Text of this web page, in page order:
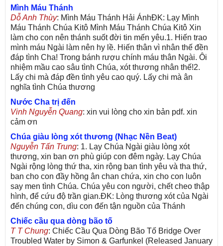
Mình Máu Thánh
Dỗ Anh Thùy: Mình Máu Thánh Hải ÁnhĐK: Lạy Mình
Máu Thánh Chúa Kitô Mình Máu Thánh Chúa Kitô Xin
làm cho con nên thánh suốt đời tin mến yêu.1. Hiến trao
mình máu Ngài làm nên hy lề. Hiến thân vì nhân thế đền
đáp tình Cha! Trong bánh rượu chính máu thân Ngài. Ôi
nhiệm mầu cao sâu tình Chúa, xót thương nhân thế!2.
Lấy chi mà đáp đền tình yêu cao quý. Lấy chi mà ân
nghĩa tình Chúa thương
Nước Cha trị đến
Vinh Nguyễn Quang: xin vui lòng cho xin bản pdf. xin
cảm ơn
Chúa giàu lòng xót thương (Nhạc Nền Beat)
Nguyễn Tấn Trung: 1. Lạy Chúa Ngài giàu lòng xót
thương, xin ban ơn phù giúp con đêm ngày. Lạy Chúa
Ngài rộng lòng thứ tha, xin rộng ban tình yêu và tha thứ,
ban cho con đầy hồng ân chan chứa, xin cho con luôn
say men tình Chúa. Chúa yêu con người, chết cheo thập
hình, để cứu độ trần gian.ĐK: Lòng thương xót của Ngài
đến chúng con, dìu con đến tận nguồn của Thánh
Chiếc cầu qua dòng bão tố
T T Chung: Chiếc Cầu Qua Dòng Bão Tố Bridge Over
Troubled Water by Simon & Garfunkel (Released January